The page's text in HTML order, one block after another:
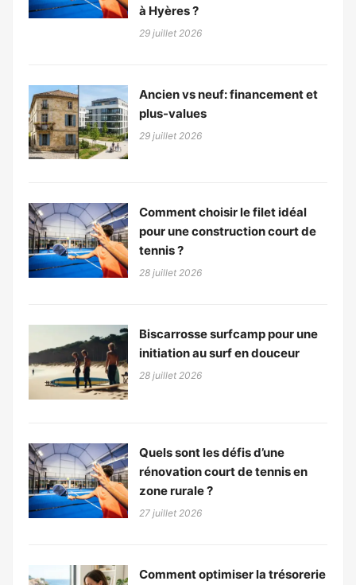
à Hyères ?
29 juillet 2026
Ancien vs neuf: financement et
plus-values
29 juillet 2026
Comment choisir le filet idéal
pour une construction court de
tennis ?
28 juillet 2026
Biscarrosse surfcamp pour une
initiation au surf en douceur
28 juillet 2026
Quels sont les défis d’une
rénovation court de tennis en
zone rurale ?
27 juillet 2026
Comment optimiser la trésorerie